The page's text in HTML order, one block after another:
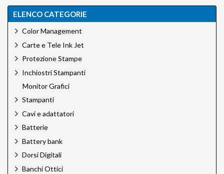
ELENCO CATEGORIE
Color Management
Carte e Tele Ink Jet
Protezione Stampe
Inchiostri Stampanti
Monitor Grafici
Stampanti
Cavi e adattatori
Batterie
Battery bank
Dorsi Digitali
Banchi Ottici